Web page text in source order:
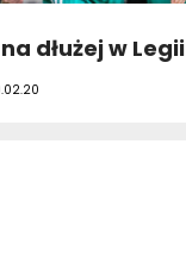
dłużej w Legii